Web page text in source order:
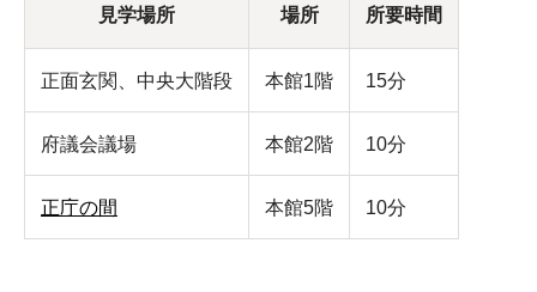
見学場所 場所 所要時間
正面玄関、中央大階段 本館1階 15分
府議会議場 本館2階 10分
正庁の間 本館5階 10分